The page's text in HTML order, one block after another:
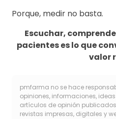
Porque, medir no basta.
Escuchar,
pacientes es lo que
valor
pmfarma no se hace
opiniones, informaciones,
artículos de opinión
revistas impresas, digitales y